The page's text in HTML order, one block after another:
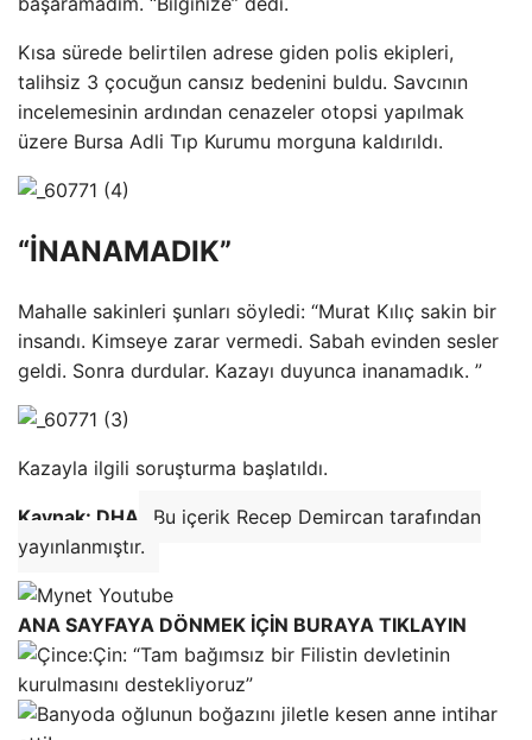
Kısa sürede belirtilen adrese giden polis ekipleri,
talihsiz 3 çocuğun cansız bedenini buldu. Savcının
incelemesinin ardından cenazeler otopsi yapılmak
üzere Bursa Adli Tıp Kurumu morguna kaldırıldı.
“İNANAMADIK”
Mahalle sakinleri şunları söyledi: “Murat Kılıç sakin bir
insandı. Kimseye zarar vermedi. Sabah evinden sesler
geldi. Sonra durdular. Kazayı duyunca inanamadık. ”
Kazayla ilgili soruşturma başlatıldı.
Kaynak: DHA
Bu içerik Recep Demircan tarafından
yayınlanmıştır.
ANA SAYFAYA DÖNMEK İÇİN BURAYA TIKLAYIN
Çin: “Tam bağımsız bir Filistin devletinin
kurulmasını destekliyoruz”